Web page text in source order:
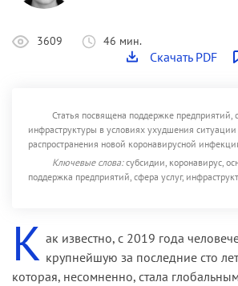
3609 46 мин.
Скачать PDF
Статья посвящена поддержке предприятий,
инфраструктуры в условиях ухудшения ситуации
распространения новой коронавирусной
Ключевые слова:субсидии, коронавирус,
поддержка предприятий, сфера услуг,
К ак известно, с 2019 года
крупнейшую за последние сто
которая, несомненно, стала